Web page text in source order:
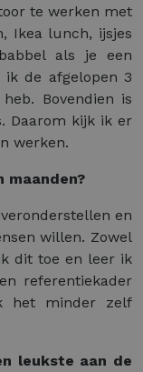
te werken met
Ikea lunch, ijsjes
als je een
de afgelopen 3
Bovendien is
Daarom kijk ik er
werken.
maanden?
en
willen. Zowel
dit toe en leer ik
referentiekader
het minder zelf
leukste aan de